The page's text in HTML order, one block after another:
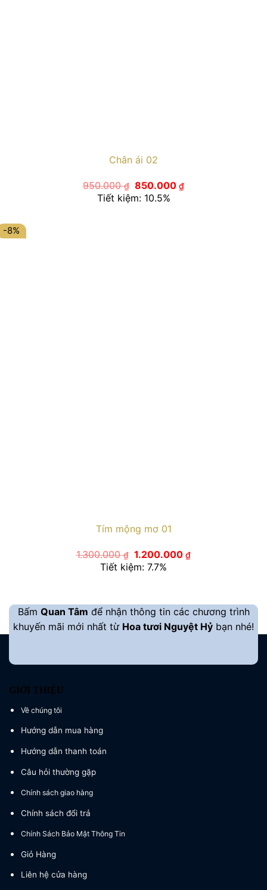
Chân ái 02
950.000₫ Giá
gốc
là:
850.000₫Giá
Tiết kiệm: 10.5%
-8%
Tím mộng mơ 01
1.300.000₫ Giá
gốc
là:
1.200.000₫Giá
Tiết kiệm: 7.7%
Bấm Quan Tâm để nhận thông tin các chương trình
khuyến mãi mới nhất từ Hoa tươi Nguyệt Hỷ bạn nhé!
GIỚI THIỆU
Về chúng tôi
Hướng dẫn mua hàng
Hướng dẫn thanh toán
Câu hỏi thường gặp
Chính sách giao hàng
Chính sách đổi trả
Chính Sách Bảo Mật Thông Tin
Giỏ Hàng
Liên hệ cửa hàng